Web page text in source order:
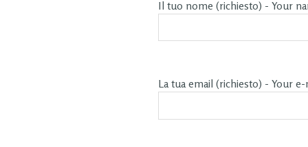
Il tuo nome (richiesto) - Your
La tua email (richiesto) - Your e-